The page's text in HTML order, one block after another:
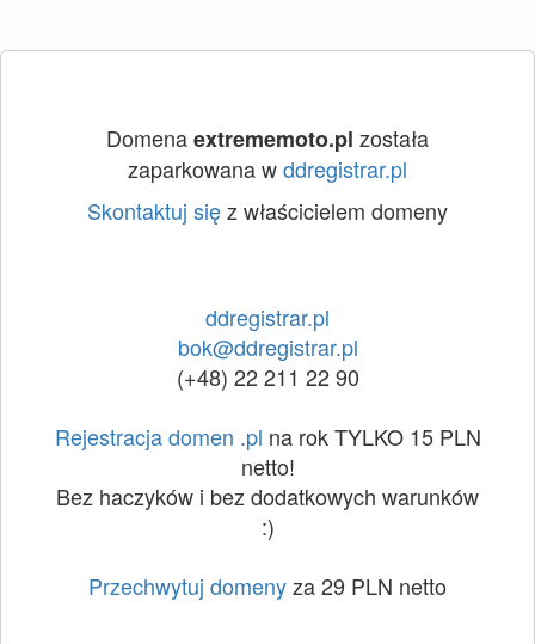
Domenaextrememoto.pl została
zaparkowana wddregistrar.pl
Skontaktuj sięz właścicielem domeny
ddregistrar.pl
bok@ddregistrar.pl
(+48) 22 211 22 90
Rejestracja domen .pl na rok TYLKO 15 PLN
netto!
Bez haczyków i bez dodatkowych warunków
:)
Przechwytuj domenyza 29 PLN netto